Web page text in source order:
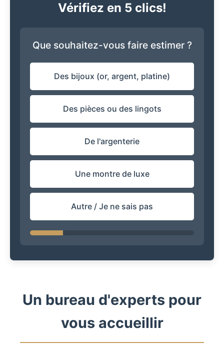
Vérifiez en 5 clics!
Que souhaitez-vous faire estimer ?
Des bijoux (or, argent, platine)
Des pièces ou des lingots
De l'argenterie
Une montre de luxe
Autre / Je ne sais pas
Un bureau d'experts pour
vous accueillir